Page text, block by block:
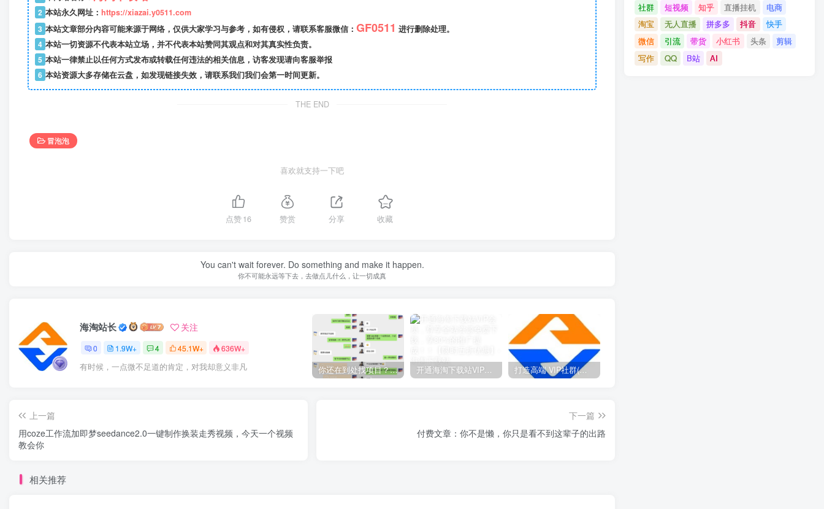
2 本站永久网址： https://xiazai.y0511.com
3 本站文章部分内容可能来源于网络，仅供大家学习与参考，如有侵权，请联系客服微信： GF0511 进行删除处理。
4 本站一切资源不代表本站立场，并不代表本站赞同其观点和对其真实性负责。
5 本站一律禁止以任何方式发布或转载任何违法的相关信息，访客发现请向客服举报
6 本站资源大多存储在云盘，如发现链接失效，请联系我们我们会第一时间更新。
THE END
冒泡泡
喜欢就支持一下吧
点赞16 赞赏 分享 收藏
You can't wait forever. Do something and make it happen.
你不可能永远等下去，去做点儿什么，让一切成真
海淘站长 关注
0 1.9W+ 4 45.1W+ 636W+
有时候，一点微不足道的肯定，对我却意义非凡 你还在到处找项目？还在当韭菜？我靠网创资源站一个月收入5万+，曾经我也是个失败者。 开通海淘下载站VIP会员，尊享全站资源免费下载，享80%的推广提成！！【限时五折优惠】 打造高端 VIP社群(社群仅对网站用户开放)
上一篇
用coze工作流加即梦seedance2.0一键制作换装走秀视频，今天一个视频
教会你
下一篇
付费文章：你不是懒，你只是看不到这辈子的出路
相关推荐
社群
短视频 知乎 直播挂机
电商
淘宝
无人直播 拼多多 抖音
快手
微信
引流 带货 小红书 头条
剪辑
写作
QQ B站 AI